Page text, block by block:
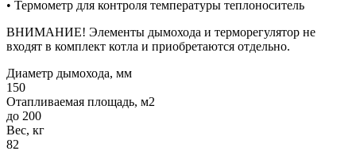
• Термометр для контроля температуры теплоноситель
ВНИМАНИЕ! Элементы дымохода и терморегулятор не
входят в комплект котла и приобретаются отдельно.
Диаметр дымохода, мм
150
Отапливаемая площадь, м2
до 200
Вес, кг
82